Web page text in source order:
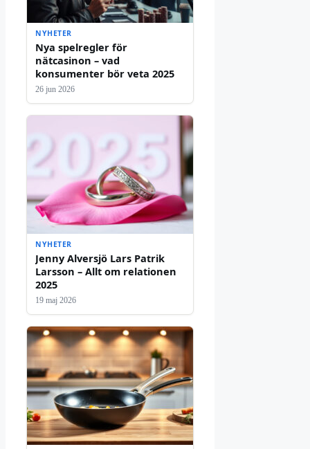
NYHETER
Nya spelregler för
nätcasinon – vad
konsumenter bör veta 2025
26 jun 2026
NYHETER
Jenny Alversjö Lars Patrik
Larsson – Allt om relationen
2025
19 maj 2026